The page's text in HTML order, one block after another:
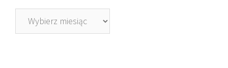
Archiwa